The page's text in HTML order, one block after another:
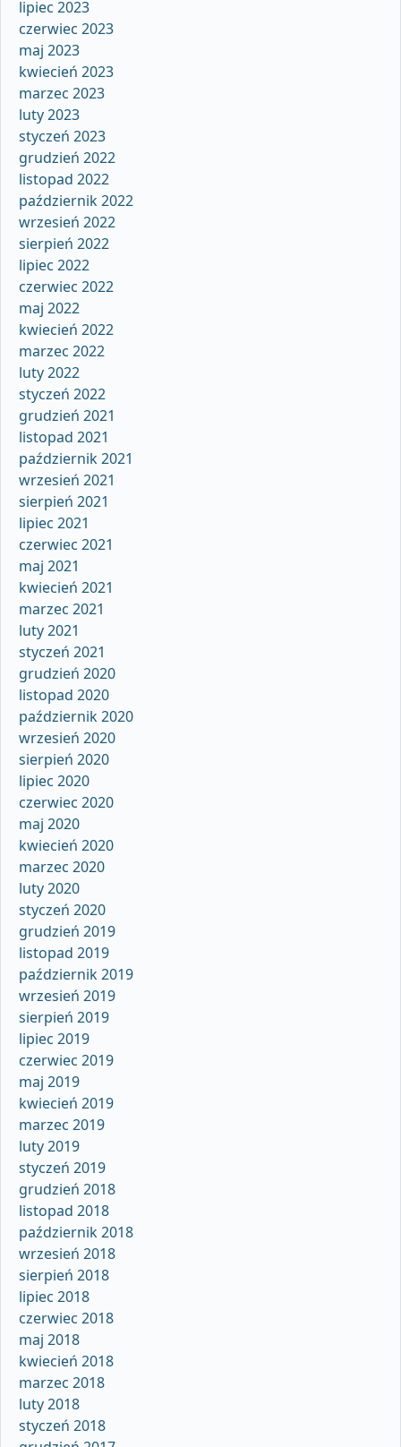
lipiec 2023
czerwiec 2023
maj 2023
kwiecień 2023
marzec 2023
luty 2023
styczeń 2023
grudzień 2022
listopad 2022
październik 2022
wrzesień 2022
sierpień 2022
lipiec 2022
czerwiec 2022
maj 2022
kwiecień 2022
marzec 2022
luty 2022
styczeń 2022
grudzień 2021
listopad 2021
październik 2021
wrzesień 2021
sierpień 2021
lipiec 2021
czerwiec 2021
maj 2021
kwiecień 2021
marzec 2021
luty 2021
styczeń 2021
grudzień 2020
listopad 2020
październik 2020
wrzesień 2020
sierpień 2020
lipiec 2020
czerwiec 2020
maj 2020
kwiecień 2020
marzec 2020
luty 2020
styczeń 2020
grudzień 2019
listopad 2019
październik 2019
wrzesień 2019
sierpień 2019
lipiec 2019
czerwiec 2019
maj 2019
kwiecień 2019
marzec 2019
luty 2019
styczeń 2019
grudzień 2018
listopad 2018
październik 2018
wrzesień 2018
sierpień 2018
lipiec 2018
czerwiec 2018
maj 2018
kwiecień 2018
marzec 2018
luty 2018
styczeń 2018